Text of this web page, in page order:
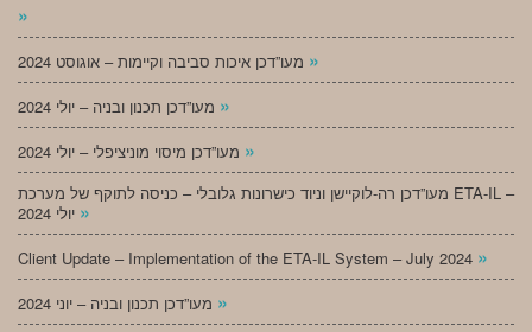
»
»
»
»
מעו”דכן רה-לוקיישן וניוד כישרונות גלובלי – כניסה לתוקף של מערכת ETA-IL –
»
Client Update – Implementation of the ETA-IL System – July 2024 »
»